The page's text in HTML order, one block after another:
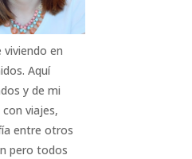
en
Aquí
y de mi
viajes,
entre otros
pero todos